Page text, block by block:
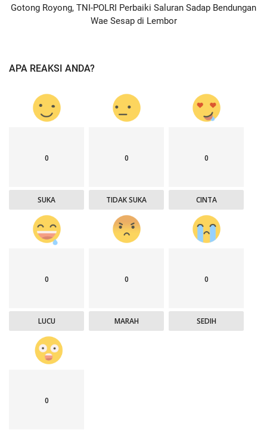
Gotong Royong, TNI-POLRI Perbaiki Saluran Sadap Bendungan
Wae Sesap di Lembor
APA REAKSI ANDA?
0
SUKA
0
TIDAK SUKA
0
CINTA
0
LUCU
0
MARAH
0
SEDIH
0